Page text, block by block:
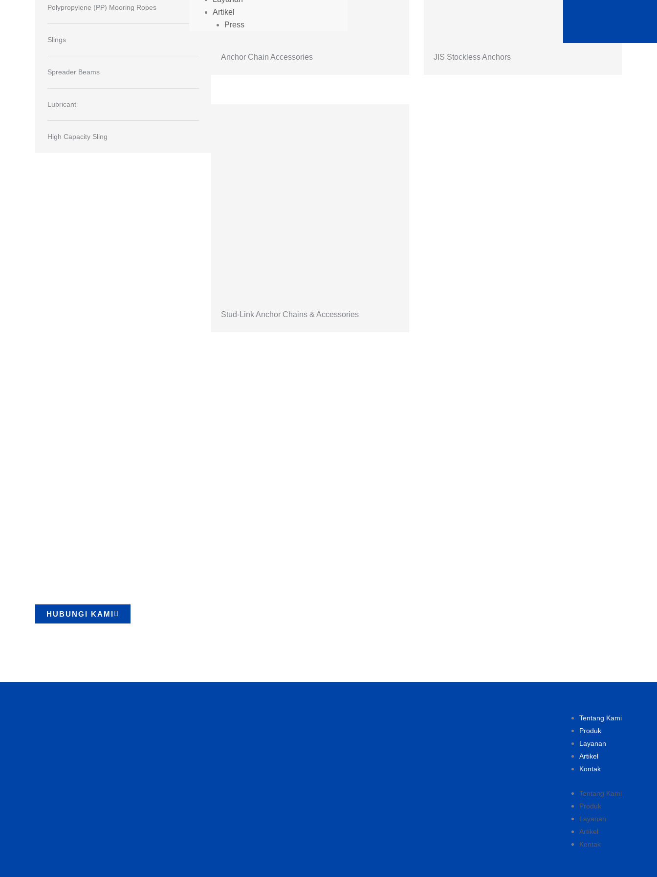
Artikel
Press
Polypropylene (PP) Mooring Ropes
Slings
Spreader Beams
Lubricant
High Capacity Sling
Anchor Chain Accessories JIS Stockless Anchors
Stud-Link Anchor Chains & Accessories
HUBUNGI KAMI
Tentang Kami
Produk
Layanan
Artikel
Kontak
Tentang Kami
Produk
Layanan
Artikel
Kontak